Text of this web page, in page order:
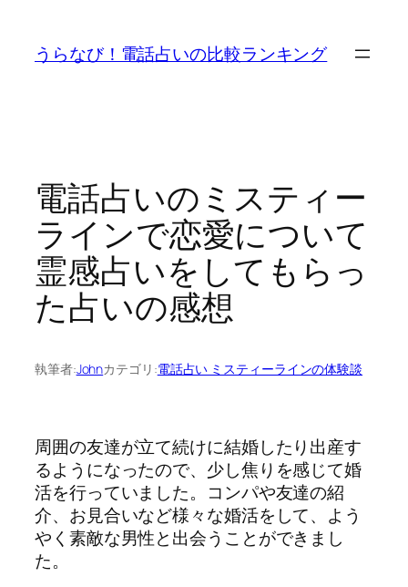
うらなび！電話占いの比較ランキング
電話占いのミスティー
ラインで恋愛について
霊感占いをしてもらっ
た占いの感想
執筆者:Johnカテゴリ:電話占い ミスティーラインの体験談
周囲の友達が立て続けに結婚したり出産す
るようになったので、少し焦りを感じて婚
活を行っていました。コンパや友達の紹
介、お見合いなど様々な婚活をして、よう
やく素敵な男性と出会うことができまし
た。